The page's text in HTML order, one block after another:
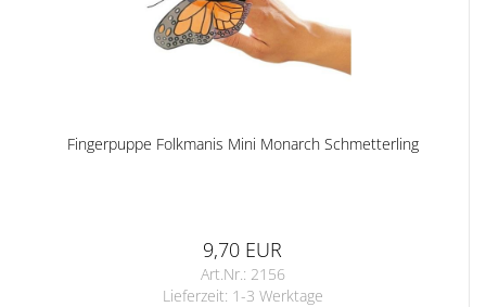
Fingerpuppe Folkmanis Mini Monarch Schmetterling
9,70 EUR
Art.Nr.: 2156
Lieferzeit: 1-3 Werktage